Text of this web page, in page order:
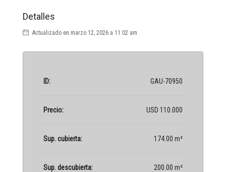
Detalles
Actualizado en marzo 12, 2026 a 11:02 am
ID: GAU-70950
Precio: USD 110.000
Sup. cubierta: 174.00 m²
Sup. descubierta: 200.00 m²